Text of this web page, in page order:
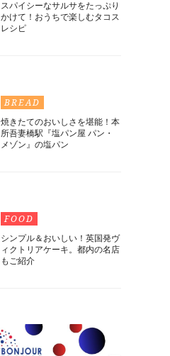
スパイシーなサルサをたっぷり
かけて！おうちで楽しむタコス
レシピ
BREAD
焼きたてのおいしさを堪能！本
所吾妻橋駅『塩パン屋 パン・
メゾン』の塩パン
FOOD
シンプル＆おいしい！英国発ヴ
ィクトリアケーキ。都内の名店
もご紹介